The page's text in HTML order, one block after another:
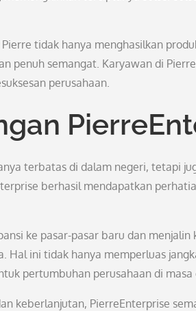
tidak hanya menghasilkan
penuh semangat. Karyawan di
perusahaan.
terbatas di dalam negeri, tetapi
berhasil mendapatkan
ke pasar-pasar baru dan
Hal ini tidak hanya memperluas
pertumbuhan perusahaan di masa
keberlanjutan, PierreEnterprise